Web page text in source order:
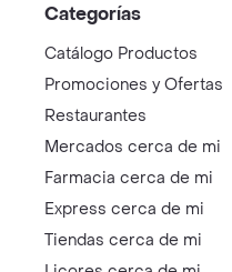
Categorías
Catálogo Productos
Promociones y Ofertas
Restaurantes
Mercados cerca de mi
Farmacia cerca de mi
Express cerca de mi
Tiendas cerca de mi